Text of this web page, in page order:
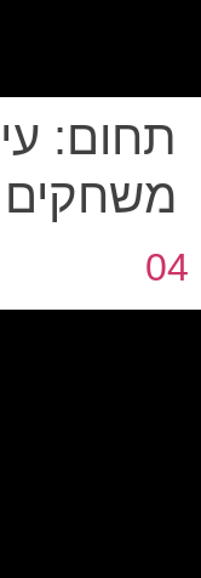
תחום:
משחקים
04